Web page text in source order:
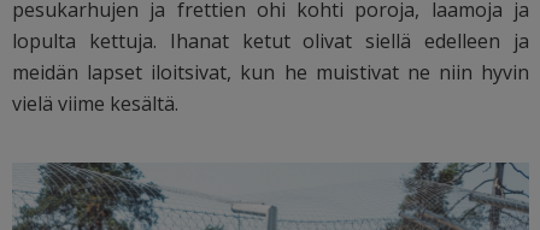
pesukarhujen ja frettien ohi kohti poroja, laamoja ja
lopulta kettuja. Ihanat ketut olivat siellä edelleen ja
meidän lapset iloitsivat, kun he muistivat ne niin hyvin
vielä viime kesältä.